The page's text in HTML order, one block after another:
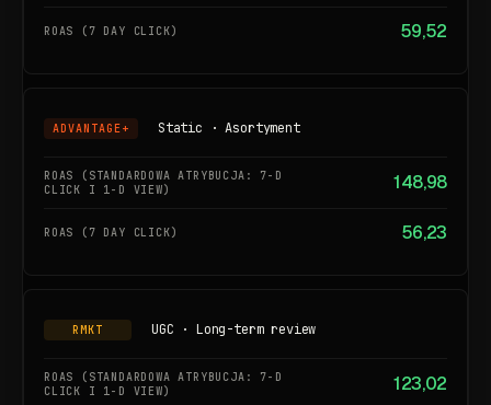
59,52
ADVANTAGE+ Static · Asortyment
148,98
56,23
RMKT UGC · Long-term review
123,02